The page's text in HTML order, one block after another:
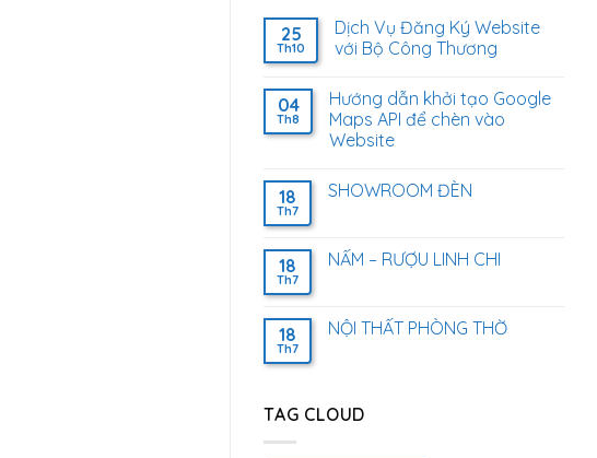
25
Th10
Dịch Vụ Đăng Ký Website
với Bộ Công Thương
04
Th8
Hướng dẫn khởi tạo Google
Maps API để chèn vào
Website
18
Th7
SHOWROOM ĐÈN
18
Th7
NẤM – RƯỢU LINH CHI
18
Th7
NỘI THẤT PHÒNG THỜ
TAG CLOUD